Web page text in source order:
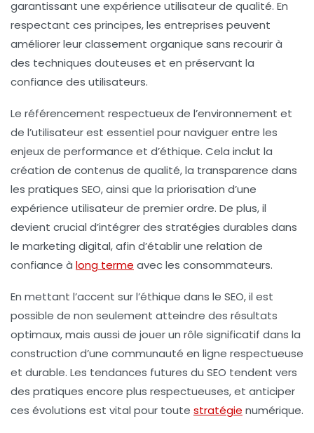
garantissant une expérience utilisateur de qualité. En
respectant ces principes, les entreprises peuvent
améliorer leurclassement organique sans recourir à
des techniques douteuses et en préservant la
confiance des utilisateurs.
Le référencement respectueux de l’environnement et
de l’utilisateur est essentiel pour naviguer entre les
enjeux de performance et d’éthique. Cela inclut la
création de contenus de qualité, la transparence dans
les pratiques SEO, ainsi que la priorisation d’une
expérience utilisateurde premier ordre. De plus, il
devient crucial d’intégrer des stratégies durables dans
le marketing digital, afin d’établir une relation de
confiance à long terme avec les consommateurs.
En mettant l’accent sur l’éthique dans le SEO, il est
possible de non seulement atteindre des résultats
optimaux, mais aussi de jouer un rôle significatif dans la
construction d’une communauté en ligne respectueuse
et durable. Les tendances futures du SEO tendent vers
des pratiques encore plus respectueuses, et anticiper
ces évolutions est vital pour toute stratégie numérique.